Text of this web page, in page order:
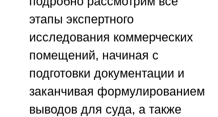
этапы экспертного
исследования коммерческих
помещений, начиная с
подготовки документации и
заканчивая формулированием
выводов для суда, а также